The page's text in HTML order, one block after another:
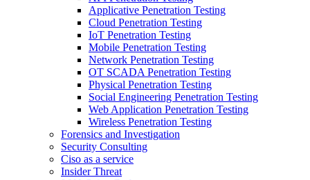
Applicative Penetration Testing
Cloud Penetration Testing
IoT Penetration Testing
Mobile Penetration Testing
Network Penetration Testing
OT SCADA Penetration Testing
Physical Penetration Testing
Social Engineering Penetration Testing
Web Application Penetration Testing
Wireless Penetration Testing
Forensics and Investigation
Security Consulting
Ciso as a service
Insider Threat